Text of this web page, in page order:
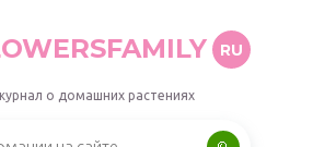
RU
о домашних растениях